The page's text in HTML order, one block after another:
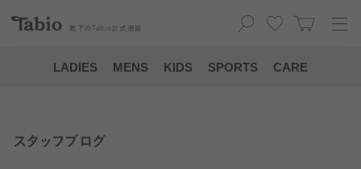
靴下の Tabio 公式通販
LADIES MENS KIDS SPORTS CARE
スタッフブログ